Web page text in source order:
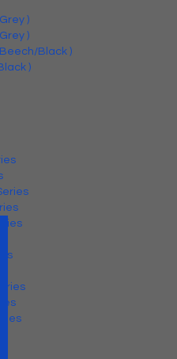
)
)
Beech/Black )
)